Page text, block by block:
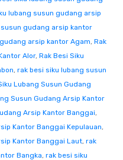
lubang susun gudang arsip
gudang arsip kantor
arsip kantor Agam, Rak
Alor, Rak Besi Siku
, rak besi siku lubang susun
Lubang Susun Gudang
Susun Gudang Arsip Kantor
Arsip Kantor Banggai,
Kantor Banggai Kepulauan,
Kantor Banggai Laut, rak
Bangka, rak besi siku